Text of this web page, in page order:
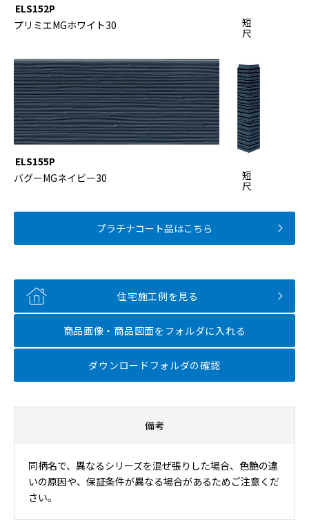
短
尺
ELS152P
プリミエMGホワイト30
短
尺
ELS155P
バグーMGネイビー30
プラチナコート品はこちら
住宅施工例を見る
商品画像・商品図面を フォルダに入れる
ダウンロードフォルダの確認
備考
同柄名で、異なるシリーズを混ぜ張りした場合、色艶の違
いの原因や、保証条件が異なる場合があるためご注意くだ
さい。